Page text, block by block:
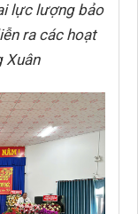
lực lượng bảo
ra các hoạt
Xuân